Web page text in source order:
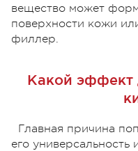
вещество может
поверхности кожи
филлер.
Какой эффект
Главная причина
его универсальность